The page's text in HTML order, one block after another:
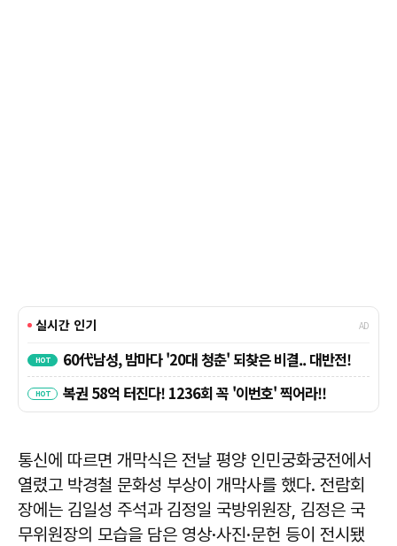
통신에 따르면 개막식은 전날 평양 인민궁화궁전에서
열렸고 박경철 문화성 부상이 개막사를 했다. 전람회
장에는 김일성 주석과 김정일 국방위원장, 김정은 국
무위원장의 모습을 담은 영상·사진·문헌 등이 전시됐